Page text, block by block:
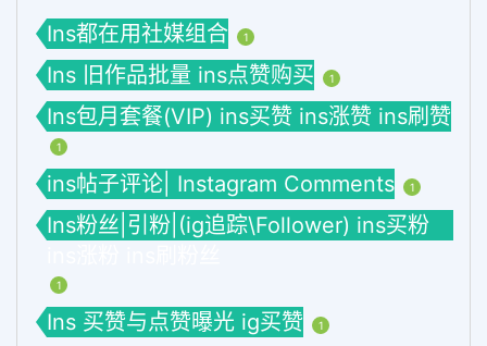
Ins都在用社媒组合 1
Ins 旧作品批量 ins点赞购买 1
Ins包月套餐(VIP) ins买赞 ins涨赞 ins刷赞
1
ins帖子评论| Instagram Comments 1
Ins粉丝|引粉|(ig追踪\Follower) ins买粉
1
Ins 买赞与点赞曝光 ig买赞 1